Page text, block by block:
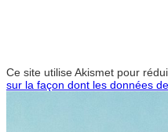
Ce site utilise Akismet pour
sur la façon dont les données